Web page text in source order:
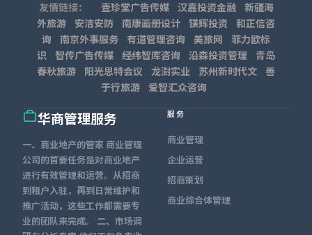
友情链接： 壹珍堂广告传媒 汉嘉投资金融
新疆海
外旅游
安洁安防 南康画册设计 镁辉投资
和正信咨
询
南京外事服务 有道管理咨询 美旅网
菲力欧标
识 智传广告传媒 经纬智库咨询 沿森投资管理 青岛
春秋旅游
阳光思特会议 龙澍实业 苏州新时代文 善
于行旅游 爱智汇众咨询
华商管理服务
一、商业地产的管家 商业管理
公司的首要任务是对商业地产
进行有效管理和运营。从招商
到租户入驻，再到日常维护和
推广活动，这些工作都需要专
业的团队来完成。 二、市场调
服务
商业管理
企业运营
招商策划
商业综合体管理